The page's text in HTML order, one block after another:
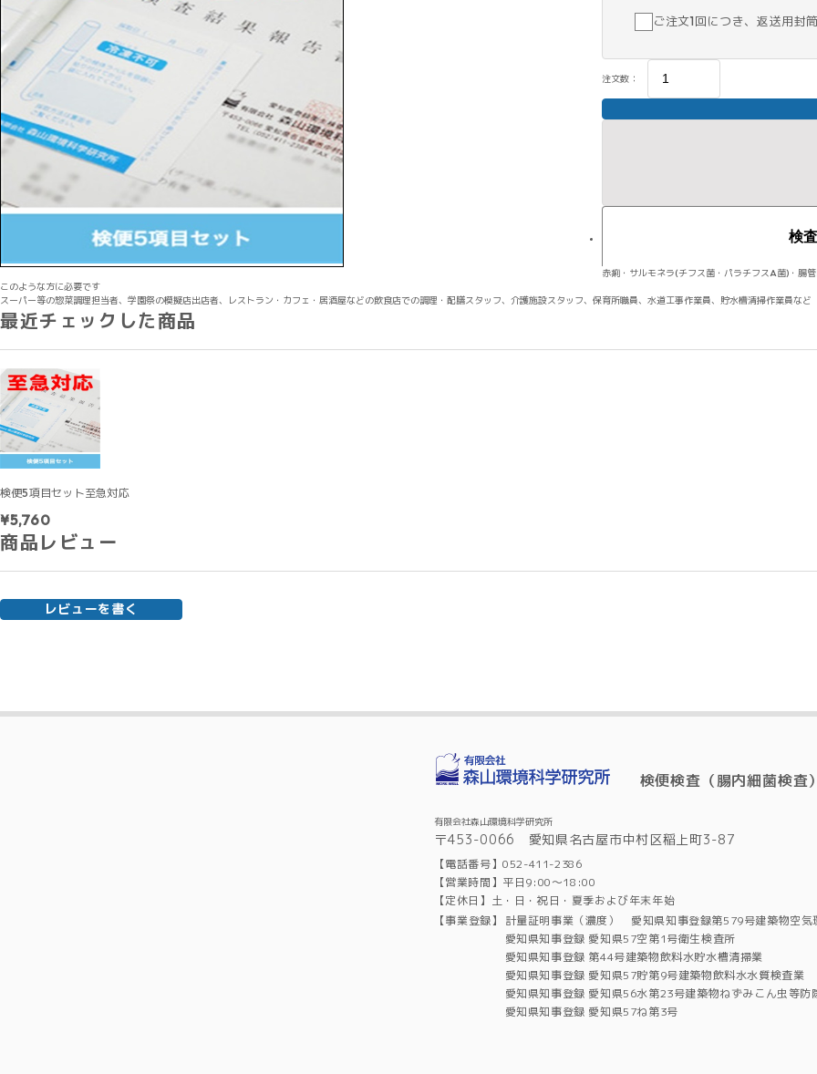
ご注文1回につき、返送用封
注文数：
検
赤痢・サルモネラ(チフス菌・パラチフスA菌)・腸管
このような方に必要です
スーパー等の惣菜調理担当者、学園祭の模擬店出店者、レストラン・カフェ・居酒屋などの飲食店での調理・配膳スタッフ、介護施設スタッフ、保育所職員、水道工事作業員、貯水槽清掃作業員など
最近チェックした商品
検便5項目セット至急対応
¥5,760
商品レビュー
レビューを書く
検便検査（腸内細菌検査）
有限会社森山環境科学研究所
〒453-0066 愛知県名古屋市中村区稲上町3-87
【電話番号】052-411-2386
【営業時間】平日9:00～18:00
【定休日】土・日・祝日・夏季および年末年始
【事業登録】
計量証明事業（濃度） 愛知県知事登録第579号建築物空気
愛知県知事登録 愛知県57空第1号衛生検査所
愛知県知事登録 第44号建築物飲料水貯水槽清掃業
愛知県知事登録 愛知県57貯第9号建築物飲料水水質検査業
愛知県知事登録 愛知県56水第23号建築物ねずみこん虫等防
愛知県知事登録 愛知県57ね第3号